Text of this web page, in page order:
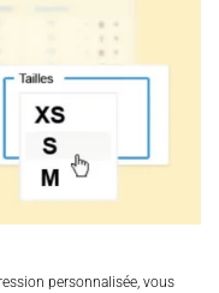
personnalisée, vous